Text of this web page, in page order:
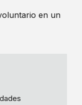
en un